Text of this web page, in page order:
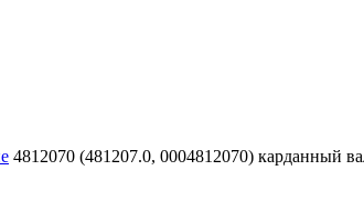
4812070 (481207.0, 0004812070) карданный